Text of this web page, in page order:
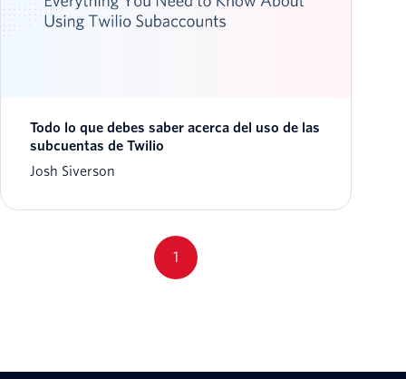
Todo lo que debes saber acerca del uso de las
subcuentas de Twilio
Josh Siverson
1